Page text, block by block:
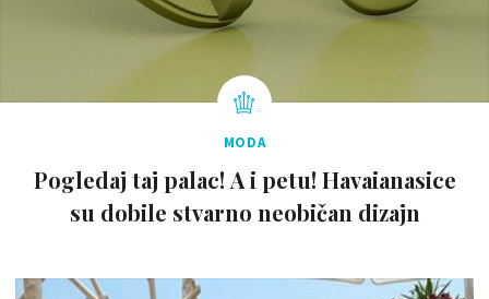
MODA
Pogledaj taj palac! A i petu! Havaianasice
su dobile stvarno neobičan dizajn